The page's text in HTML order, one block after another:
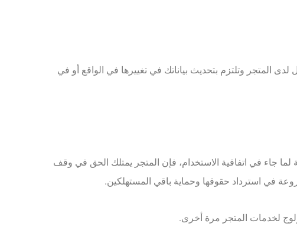
المتجر وتلتزم بتحديث بياناتك في تغييرها في الواقع أو في
لما جاء في اتفاقية الاستخدام، فإن المتجر يمتلك الحق في وقف
في استرداد حقوقها وحماية باقي المستهلكين.